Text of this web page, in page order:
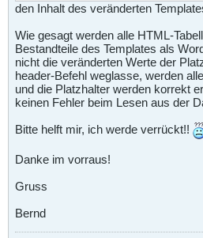
den Inhalt des veränderten
Wie gesagt werden alle HTML-
Bestandteile des Templates als
nicht die veränderten Werte der
header-Befehl weglasse, werden
und die Platzhalter werden korrekt
keinen Fehler beim Lesen aus der
Bitte helft mir, ich werde verrückt!!
Danke im vorraus!
Gruss
Bernd